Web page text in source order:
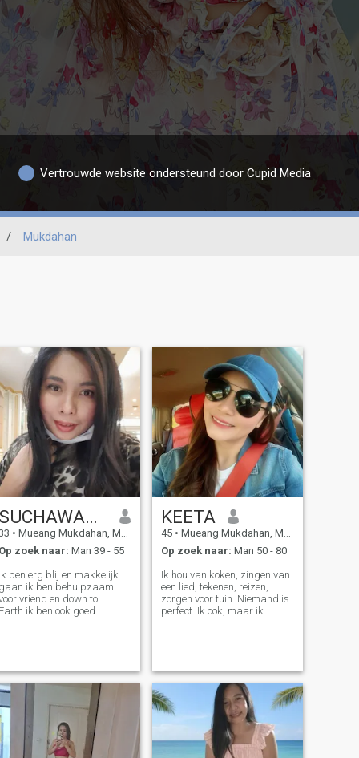
Vertrouwde website ondersteund door Cupid Media
/ Mukdahan
SUCHAWADEE
• Mueang Mukdahan, Mukdahan, Thailand
Op zoek naar: Man 39 - 55
Ik ben erg blij en makkelijk
gaan.ik ben behulpzaam
vriend en down to
Earth.ik ben ook goed
gevormd zoals ik
ben en ik ben erg
Ik stel het doel en ik moet
echt neerbuigend om het te
Ik geef niet
op. ik ben vrije
ik leef naar tuinieren,
en China Herbal
KEETA
45 • Mueang Mukdahan, Mukdahan, Thailand
Op zoek naar: Man 50 - 80
Ik hou van koken, zingen van
een lied, tekenen, reizen,
zorgen voor tuin. Niemand is
perfect. Ik ook, maar ik
gedachten van anderen,
maar voor mij is het perfect.